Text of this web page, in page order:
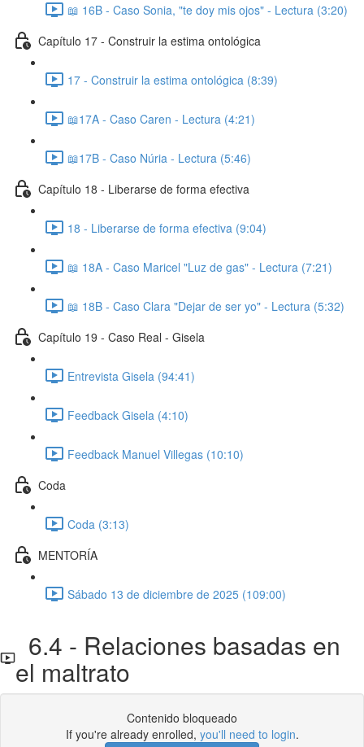
📖 16B - Caso Sonia, "te doy mis ojos" - Lectura (3:20)
Capítulo 17 - Construir la estima ontológica
17 - Construir la estima ontológica (8:39)
📖17A - Caso Caren - Lectura (4:21)
📖17B - Caso Núria - Lectura (5:46)
Capítulo 18 - Liberarse de forma efectiva
18 - Liberarse de forma efectiva (9:04)
📖 18A - Caso Maricel "Luz de gas" - Lectura (7:21)
📖 18B - Caso Clara "Dejar de ser yo" - Lectura (5:32)
Capítulo 19 - Caso Real - Gisela
Entrevista Gisela (94:41)
Feedback Gisela (4:10)
Feedback Manuel Villegas (10:10)
Coda
Coda (3:13)
MENTORÍA
Sábado 13 de diciembre de 2025 (109:00)
6.4 - Relaciones basadas en
el maltrato
Contenido bloqueado
If you're already enrolled, you'll need to login.